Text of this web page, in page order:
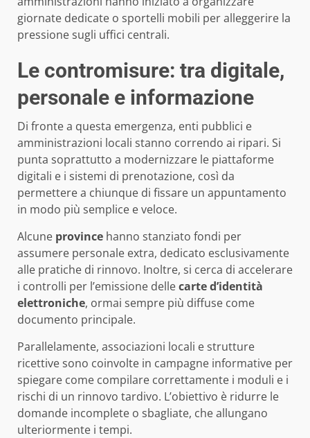
giornate dedicate o sportelli mobili per alleggerire la
pressione sugli uffici centrali.
Le contromisure: tra digitale,
personale e informazione
Di fronte a questa emergenza, enti pubblici e
amministrazioni locali stanno correndo ai ripari. Si
punta soprattutto a modernizzare le piattaforme
digitali e i sistemi di prenotazione, così da
permettere a chiunque di fissare un appuntamento
in modo più semplice e veloce.
Alcune province hanno stanziato fondi per
assumere personale extra, dedicato esclusivamente
alle pratiche di rinnovo. Inoltre, si cerca di accelerare
i controlli per l’emissione dellecarte d’identità
elettroniche, ormai sempre più diffuse come
documento principale.
Parallelamente, associazioni locali e strutture
ricettive sono coinvolte in campagne informative per
spiegare come compilare correttamente i moduli e i
rischi di un rinnovo tardivo. L’obiettivo è ridurre le
domande incomplete o sbagliate, che allungano
ulteriormente i tempi.